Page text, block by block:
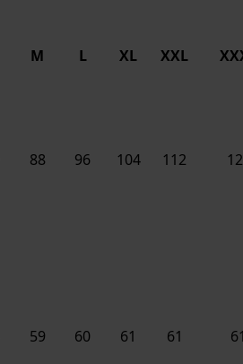
M L XL XXL
88 96 104 112
59 60 61 61 61